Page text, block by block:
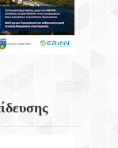
1944-
Κατά
Ημέρας